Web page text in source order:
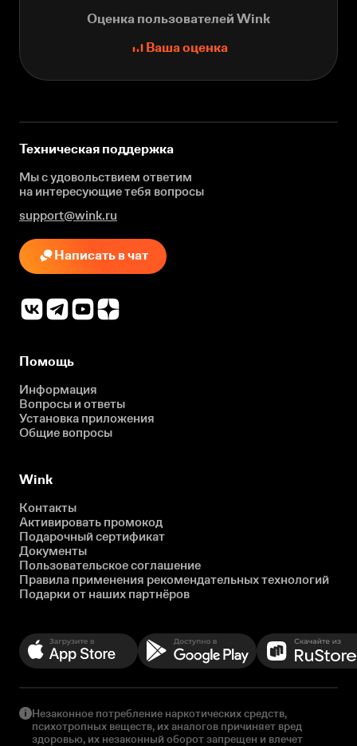
Оценка пользователей Wink
Ваша оценка
Техническая поддержка
Мы с удовольствием ответим
на интересующиетебя вопросы
support@wink.ru
Написать в чат
Помощь
Информация
Вопросы и ответы
Установка приложения
Общие вопросы
Wink
Контакты
Активировать промокод
Подарочный сертификат
Документы
Пользовательское соглашение
Правила применения рекомендательных технологий
Подарки от наших партнёров
Незаконное потребление наркотических средств,
психотропных веществ, их аналогов причиняет вред
здоровью, их незаконный оборот запрещен и влечет